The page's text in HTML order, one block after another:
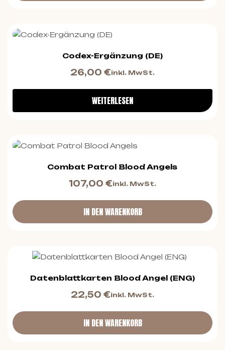
Codex-Ergänzung (DE)
26,00 €inkl. MwSt.
WEITERLESEN
Combat Patrol Blood Angels
107,00 €inkl. MwSt.
IN DEN WARENKORB
Datenblattkarten Blood Angel (ENG)
22,50 €inkl. MwSt.
IN DEN WARENKORB